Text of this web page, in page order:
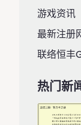
游戏资讯
最新注册
联络恒丰
热门新